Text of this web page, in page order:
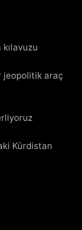
jeopolitik araç
Kürdistan